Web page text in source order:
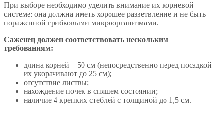
При выборе необходимо уделить внимание их корневой
системе: она должна иметь хорошее разветвление и не быть
пораженной грибковыми микроорганизмами.
Саженец должен соответствовать нескольким
требованиям:
длина корней – 50 см (непосредственно перед посадкой
их укорачивают до 25 см);
отсутствие листвы;
нахождение почек в спящем состоянии;
наличие 4 крепких стеблей с толщиной до 1,5 см.